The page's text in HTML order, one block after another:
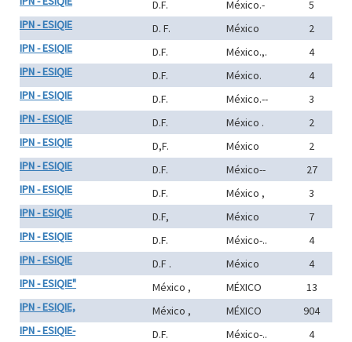
D.F. México.-
5
IPN - ESIQIE
D. F. México
2
IPN - ESIQIE
D.F. México.,.
4
IPN - ESIQIE
D.F. México.
4
IPN - ESIQIE
D.F. México.--
3
IPN - ESIQIE
D.F. México .
2
IPN - ESIQIE
D,F. México
2
IPN - ESIQIE
D.F. México--
27
IPN - ESIQIE
D.F. México ,
3
IPN - ESIQIE
D.F, México
7
IPN - ESIQIE
D.F. México-..
4
IPN - ESIQIE
D.F . México
4
IPN - ESIQIE"
México , MÉXICO
13
IPN - ESIQIE,
México , MÉXICO
904
IPN - ESIQIE-
D.F. México-..
4